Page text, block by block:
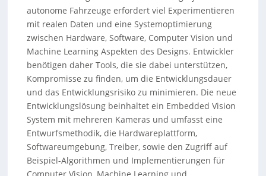
autonome Fahrzeuge erfordert viel Experimentieren
mit realen Daten und eine Systemoptimierung
zwischen Hardware, Software, Computer Vision und
Machine Learning Aspekten des Designs. Entwickler
benötigen daher Tools, die sie dabei unterstützen,
Kompromisse zu finden, um die Entwicklungsdauer
und das Entwicklungsrisiko zu minimieren. Die neue
Entwicklungslösung beinhaltet ein Embedded Vision
System mit mehreren Kameras und umfasst eine
Entwurfsmethodik, die Hardwareplattform,
Softwareumgebung, Treiber, sowie den Zugriff auf
Beispiel-Algorithmen und Implementierungen für